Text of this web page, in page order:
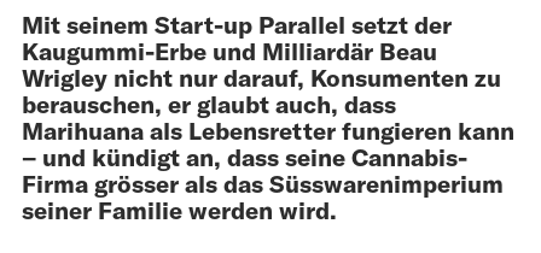
Mit seinem Start-up Parallel setzt der
Kaugummi-Erbe und Milliardär Beau
Wrigley nicht nur darauf, Konsumenten zu
berauschen, er glaubt auch, dass
Marihuana als Lebensretter fungieren kann
– und kündigt an, dass seine Cannabis-
Firma grösser als das Süsswarenimperium
seiner Familie werden wird.